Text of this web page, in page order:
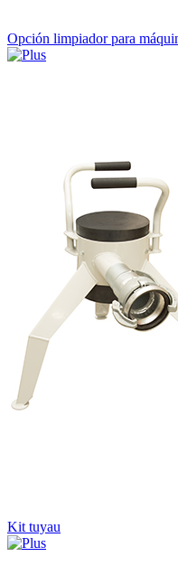
Opción limpiador para
Kit tuyau